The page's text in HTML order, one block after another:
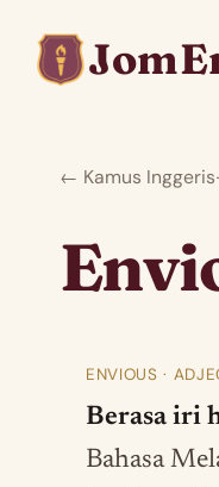
← Kamus
ENVIOUS ·
Berasa iri
Bahasa